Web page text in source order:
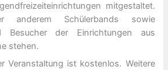
mitgestaltet.
anderem Schülerbands sowie
Besucher der Einrichtungen aus
stehen.
Veranstaltung ist kostenlos. Weitere